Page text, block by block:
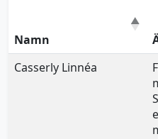
Namn
Casserly Linnéa